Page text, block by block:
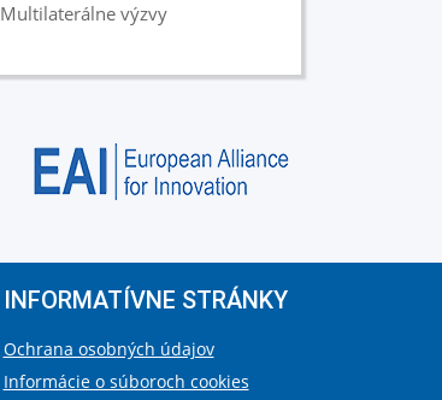
Multilaterálne výzvy
INFORMATÍVNE STRÁNKY
Ochrana osobných údajov
Informácie o súboroch cookies